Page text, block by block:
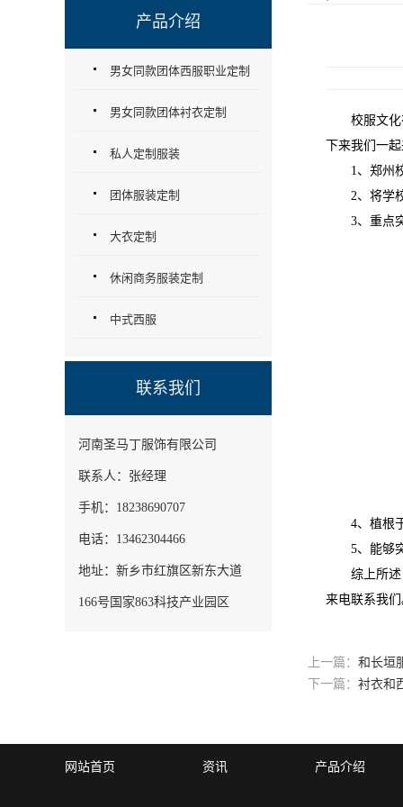
校服文化在
下来我们一
1、郑州校
2、将学校
3、重点突
4、植根于
5、能够突
综上所述，
来电联系我
上一篇： 和长垣
下一篇： 衬衣和
产品介绍
男女同款团体西服职业定制
男女同款团体衬衣定制
私人定制服装
团体服装定制
大衣定制
休闲商务服装定制
中式西服
联系我们
河南圣马丁服饰有限公司
联系人：张经理
手机：18238690707
电话：13462304466
地址：新乡市红旗区新东大道
166号国家863科技产业园区
网站首页 资讯 产品介绍